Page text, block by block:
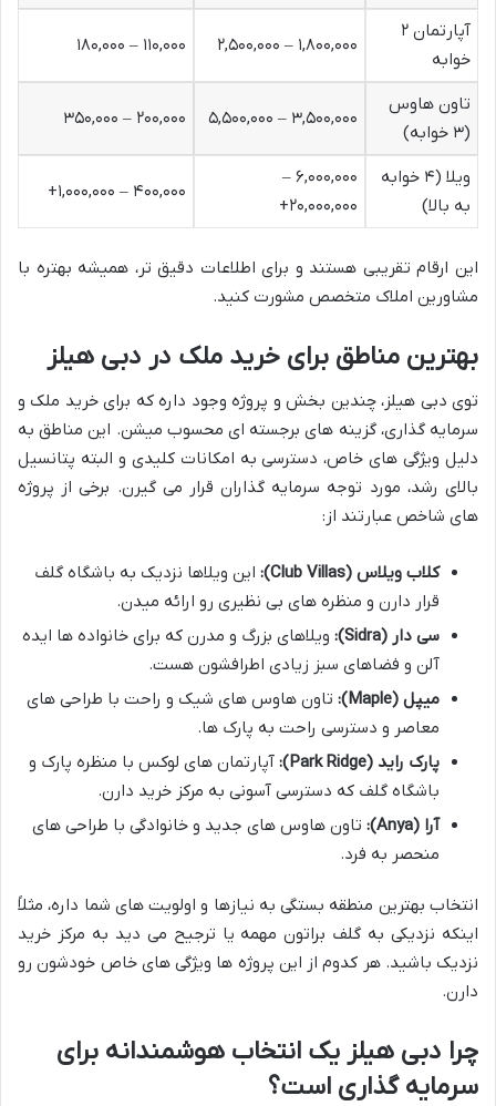
آپارتمان ۲
خوابه
۱,۸۰۰,۰۰۰ – ۲,۵۰۰,۰۰۰ ۱۱۰,۰۰۰ – ۱۸۰,۰۰۰
تاون هاوس
(۳ خوابه)
۳,۵۰۰,۰۰۰ – ۵,۵۰۰,۰۰۰ ۲۰۰,۰۰۰ – ۳۵۰,۰۰۰
ویلا (۴ خوابه
به بالا)
۶,۰۰۰,۰۰۰ –
۲۰,۰۰۰,۰۰۰+
۴۰۰,۰۰۰ – ۱,۰۰۰,۰۰۰+
این ارقام تقریبی هستند و برای اطلاعات دقیق تر، همیشه بهتره با
مشاورین املاک متخصص مشورت کنید.
بهترین مناطق برای خرید ملک در دبی هیلز
توی دبی هیلز، چندین بخش و پروژه وجود داره که برای خرید ملک و
سرمایه گذاری، گزینه های برجسته ای محسوب میشن. این مناطق به
دلیل ویژگی های خاص، دسترسی به امکانات کلیدی و البته پتانسیل
بالای رشد، مورد توجه سرمایه گذاران قرار می گیرن. برخی از پروژه
های شاخص عبارتند از:
کلاب ویلاس (Club Villas):
این ویلاها نزدیک به باشگاه گلف
قرار دارن و منظره های بی نظیری رو ارائه میدن.
سی دار (Sidra):
ویلاهای بزرگ و مدرن که برای خانواده ها ایده
آلن و فضاهای سبز زیادی اطرافشون هست.
میپل (Maple):
تاون هاوس های شیک و راحت با طراحی های
معاصر و دسترسی راحت به پارک ها.
پارک راید (Park Ridge):
آپارتمان های لوکس با منظره پارک و
باشگاه گلف که دسترسی آسونی به مرکز خرید دارن.
آرا (Anya):
تاون هاوس های جدید و خانوادگی با طراحی های
منحصر به فرد.
انتخاب بهترین منطقه بستگی به نیازها و اولویت های شما داره، مثلاً
اینکه نزدیکی به گلف براتون مهمه یا ترجیح می دید به مرکز خرید
نزدیک باشید. هر کدوم از این پروژه ها ویژگی های خاص خودشون رو
دارن.
چرا دبی هیلز یک انتخاب هوشمندانه برای
سرمایه گذاری است؟